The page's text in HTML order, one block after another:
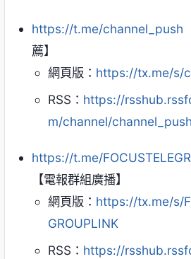
https://t.me/channel_push
薦】
網頁版： https://tx.me/s/
RSS： https://
m/channel/channel_push
https://t.me/
【電報群組廣播】
網頁版： https://tx.me/s/
GROUPLINK
RSS： https://